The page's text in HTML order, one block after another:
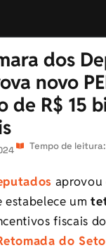
dos
novo
de R$ 15
Tempo de
aprovou
estabelece um
fiscais do
do